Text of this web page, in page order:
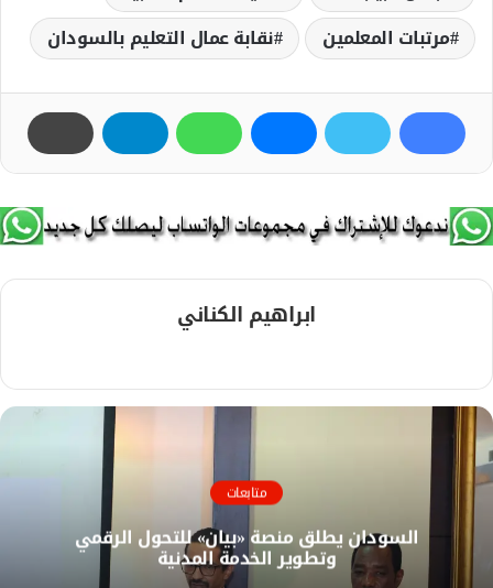
مرتبات المعلمين
نقابة عمال التعليم بالسودان
ابراهيم الكناني
ق
ل
و
ي
ب
متابعات
السودان يطلق منصة «بيان» للتحول الرقمي
وتطوير الخدمة المدنية